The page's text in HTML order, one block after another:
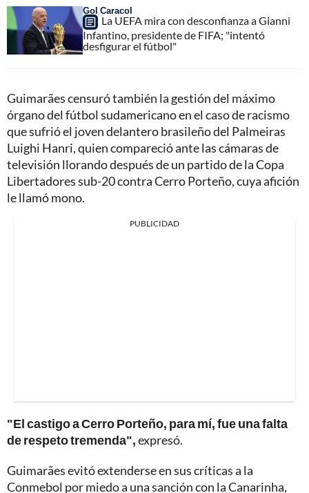
Gol Caracol
La UEFA mira con desconfianza a Gianni
Infantino, presidente de FIFA; "intentó
desfigurar el fútbol"
Guimarães censuró también la gestión del máximo
órgano del fútbol sudamericano en el caso de racismo
que sufrió el joven delantero brasileño del Palmeiras
Luighi Hanri, quien compareció ante las cámaras de
televisión llorando después de un partido de la Copa
Libertadores sub-20 contra Cerro Porteño, cuya afición
le llamó mono.
PUBLICIDAD
"El castigo a Cerro Porteño, para mí, fue una falta
de respeto tremenda",expresó.
Guimarães evitó extenderse en sus críticas a la
Conmebol por miedo a una sanción con la Canarinha,